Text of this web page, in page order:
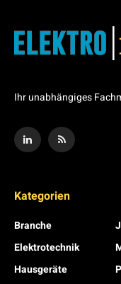
Ihr unabhängiges
Kategorien
Branche
Elektrotechnik
Hausgeräte